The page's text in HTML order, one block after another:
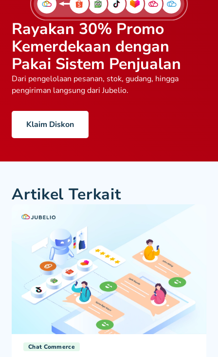
Rayakan 30% Promo
Kemerdekaan dengan
Pakai Sistem Penjualan
Dari pengelolaan pesanan, stok, gudang, hingga
pengiriman langsung dari Jubelio.
Klaim Diskon
Artikel Terkait
Chat Commerce